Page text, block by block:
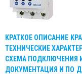
КРАТКОЕ ОПИСАНИЕ
ТЕХНИЧЕСКИЕ
СХЕМА ПОДКЛЮЧЕНИЯ
ДОКУМЕНТАЦИЯ И ПО